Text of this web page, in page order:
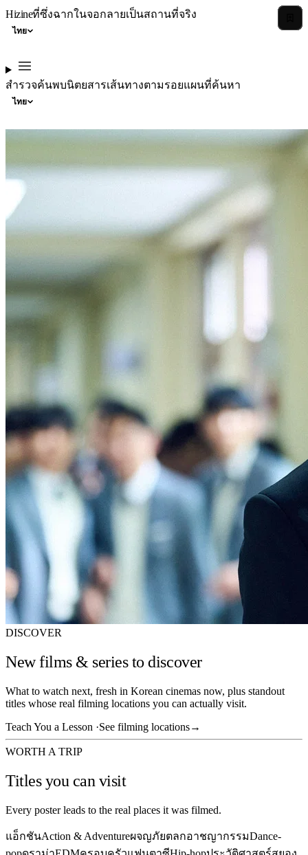
Hizineที่ซึ่งฉากในจอกลายเป็นสถานที่จริง
ไทย
สำรวจค้นพบนิตยสารเส้นทางตามรอยแผนที่ค้นหา
ไทย
DISCOVER
New films & series to discover
What to watch next, fresh in Korean cinemas now, plus standout
titles whose real filming locations you can actually visit.
Teach You a Lesson ·See filming locations→
WORTH A TRIP
Titles you can visit
Every poster leads to the real places it was filmed.
แอ็กชันAction & AdventureผจญภัยตลกอาชญากรรมDance-